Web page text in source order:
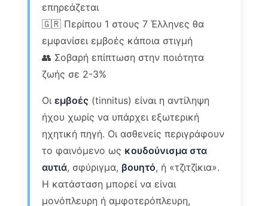
επηρεάζεται
🇬🇷 Περίπου 1 στους 7 Έλληνες θα
εμφανίσει εμβοές κάποια στιγμή
👥 Σοβαρή επίπτωση στην ποιότητα
ζωής σε 2-3%
Οιεμβοές (tinnitus) είναι η αντίληψη
ήχου χωρίς να υπάρχει εξωτερική
ηχητική πηγή. Οι ασθενείς περιγράφουν
το φαινόμενο ως κουδούνισμα στα
αυτιά, σφύριγμα, βουητό, ή «τζιτζίκια».
Η κατάσταση μπορεί να είναι
μονόπλευρη ή αμφοτερόπλευρη,